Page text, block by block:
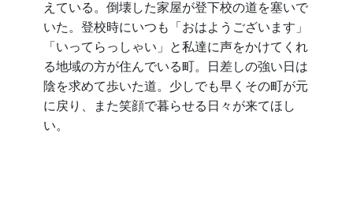
えている。倒壊した家屋が登下校の道を塞いで
いた。登校時にいつも「おはようございます」
「いってらっしゃい」と私達に声をかけてくれ
る地域の方が住んでいる町。日差しの強い日は
陰を求めて歩いた道。少しでも早くその町が元
に戻り、また笑顔で暮らせる日々が来てほし
い。